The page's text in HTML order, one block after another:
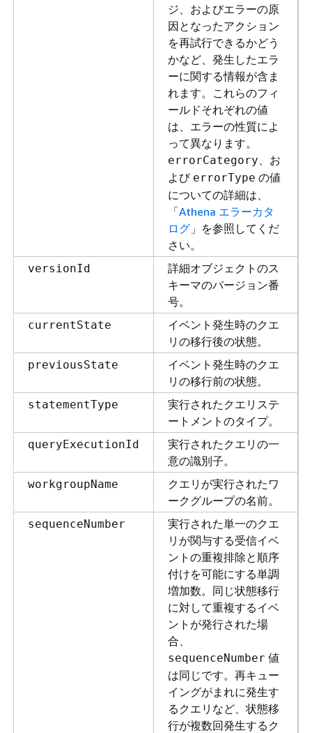
ジ、およびエラーの原
因となったアクション
を再試行できるかどう
かなど、発生したエラ
ーに関する情報が含ま
れます。これらのフィ
ールドそれぞれの値
は、エラーの性質によ
って異なります。
errorCategory、お
よび errorType の値
についての詳細は、
「Athena エラーカタ
ログ 」を参照してくだ
さい。
versionId
詳細オブジェクトのス
キーマのバージョン番
号。
currentState
イベント発生時のクエ
リの移行後の状態。
previousState
イベント発生時のクエ
リの移行前の状態。
statementType
実行されたクエリステ
ートメントのタイプ。
queryExecutionId
実行されたクエリの一
意の識別子。
workgroupName
クエリが実行されたワ
ークグループの名前。
sequenceNumber
実行された単一のクエ
リが関与する受信イベ
ントの重複排除と順序
付けを可能にする単調
増加数。同じ状態移行
に対して重複するイベ
ントが発行された場
合、
sequenceNumber 値
は同じです。再キュー
イングがまれに発生す
るクエリなど、状態移
行が複数回発生するク